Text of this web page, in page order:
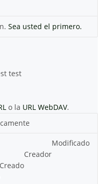
Sea usted el primero.
test
o la URL WebDAV.
Modificado
Creador
Creado